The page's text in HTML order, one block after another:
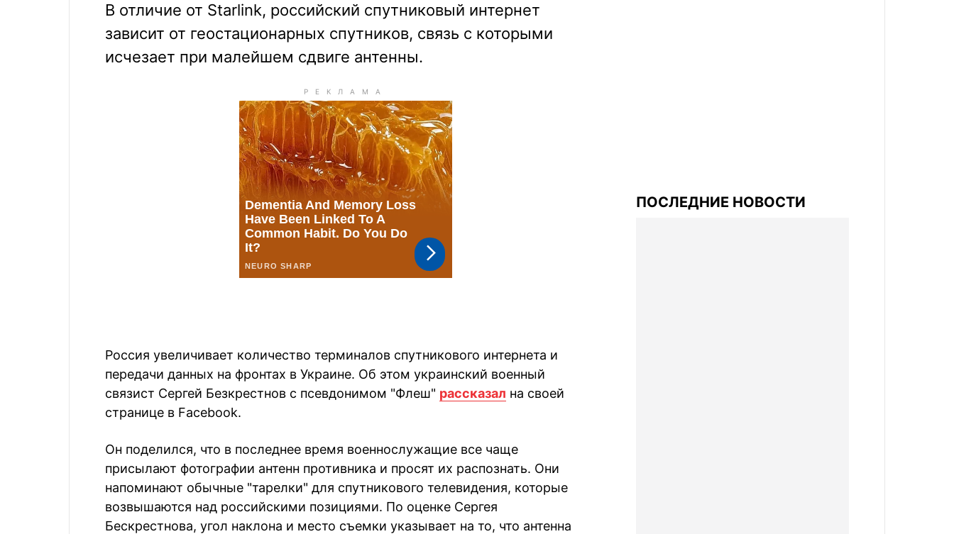
В отличие от Starlink, российский спутниковый интернет
зависит от геостационарных спутников, связь с которыми
исчезает при малейшем сдвиге антенны.
Россия увеличивает количество терминалов спутникового интернета и
передачи данных на фронтах в Украине. Об этом украинский военный
связист Сергей Безкрестнов с псевдонимом "Флеш" рассказал на своей
странице в Facebook.
Он поделился, что в последнее время военнослужащие все чаще
присылают фотографии антенн противника и просят их распознать. Они
напоминают обычные "тарелки" для спутникового телевидения, которые
возвышаются над российскими позициями. По оценке Сергея
Бескрестнова, угол наклона и место съемки указывает на то, что антенна
ПОСЛЕДНИЕ НОВОСТИ